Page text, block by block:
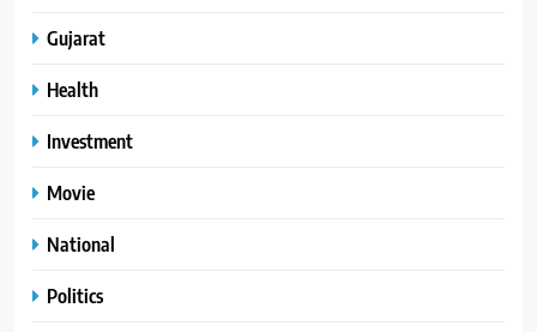
Gujarat
Health
Investment
Movie
National
Politics